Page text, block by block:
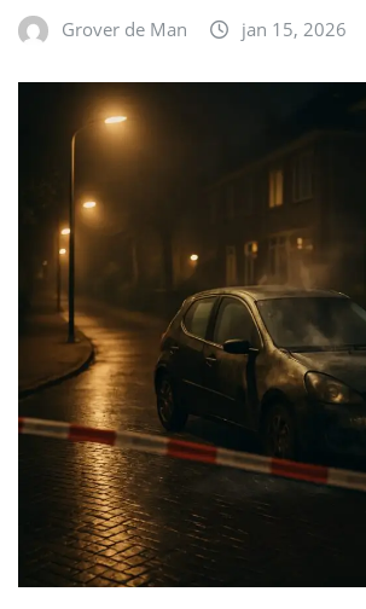
Grover de Man jan 15, 2026